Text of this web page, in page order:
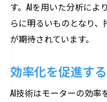
す。AIを用いた分析によ
らに明るいものとなり
が期待されています。
効率化を促進す
AI技術はモーターの効率